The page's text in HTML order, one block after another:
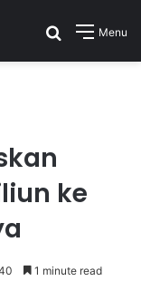
Menu
Search for
ke
1 minute read